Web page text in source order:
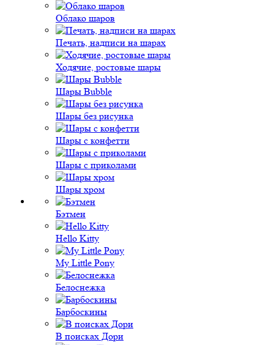
Облако шаров
Печать, надписи на шарах
Ходячие, ростовые шары
Шары Bubble
Шары без рисунка
Шары с конфетти
Шары с приколами
Шары хром
Бэтмен
Hello Kitty
My Little Pony
Белоснежка
Барбоскины
В поисках Дори